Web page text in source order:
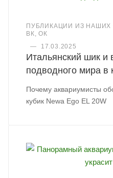
ПУБЛИКАЦИИ ИЗ НАШИХ
ВК, ОК
—
17.03.2025
Итальянский шик и
подводного мира в
Почему аквариумисты
кубик Newa Ego EL 20W